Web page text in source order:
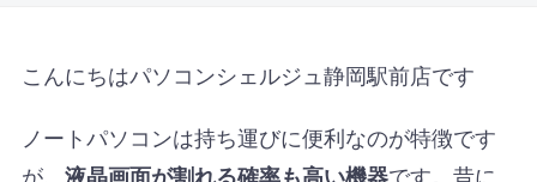
こんにちはパソコンシェルジュ静岡駅前店です
ノートパソコンは持ち運びに便利なのが特徴です
が、
です。昔に